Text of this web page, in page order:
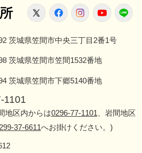
笠間市役所
X FacebookInstagram
茨城県笠間市中央三丁目2番1号
茨城県笠間市笠間1532番地
茨城県笠間市下郷5140番地
1101
地区内からは0296-77-1101 、岩間地区
37-6611へお掛けください。)